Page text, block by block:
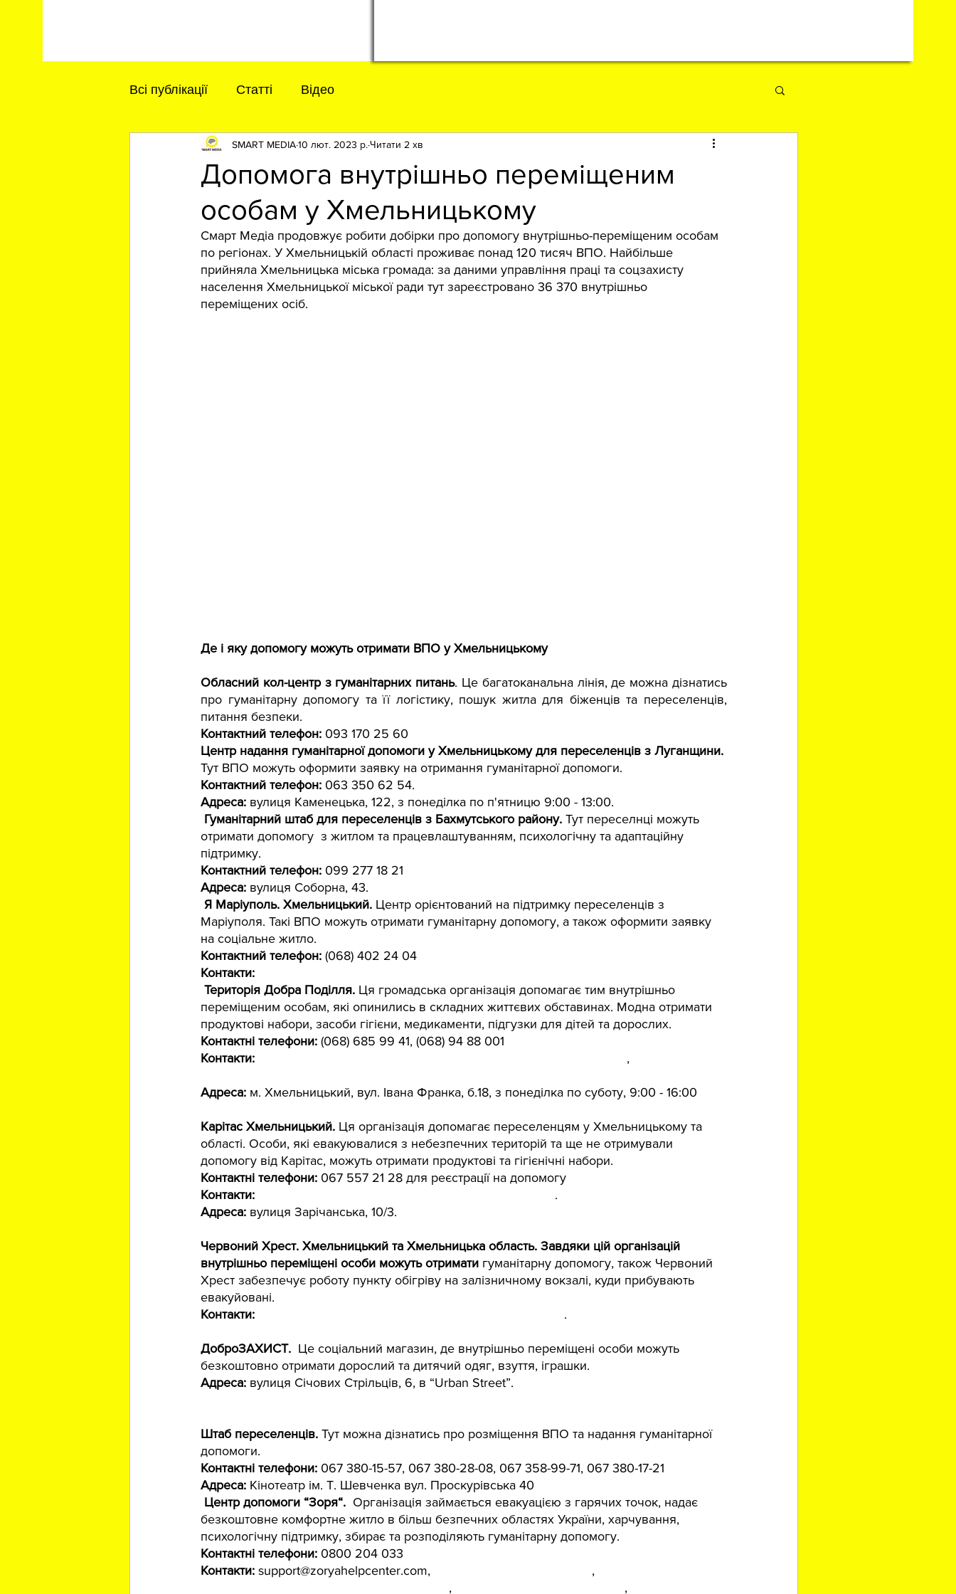
Всі публікації Статті Відео
Допомога внутрішньо переміщеним
особам у Хмельницькому
SMART MEDIA10 лют. 2023 р. Читати 2 хв
Смарт Медіа продовжує робити добірки про допомогу внутрішньо-переміщеним особам
по регіонах. У Хмельницькій області проживає понад 120 тисяч ВПО. Найбільше
прийняла Хмельницька міська громада: за даними управління праці та соцзахисту
населення Хмельницької міської ради тут зареєстровано 36 370 внутрішньо
переміщених осіб.
Де і яку допомогу можуть отримати ВПО у Хмельницькому
Обласний кол-центр з гуманітарних питань. Це багатоканальна лінія, де можна дізнатись
про гуманітарну допомогу та її логістику, пошук житла для біженців та переселенців,
питання безпеки.
Контактний телефон: 093 170 25 60
Центр надання гуманітарної допомоги у Хмельницькому для переселенців з Луганщини.
Тут ВПО можуть оформити заявку на отримання гуманітарної допомоги.
Контактний телефон: 063 350 62 54.
Адреса: вулиця Каменецька, 122, з понеділка по п'ятницю 9:00 - 13:00.
Гуманітарний штаб для переселенців з Бахмутського району. Тут переселнці можуть
отримати допомогу  з житлом та працевлаштуванням, психологічну та адаптаційну
підтримку.
Контактний телефон: 099 277 18 21
Адреса: вулиця Соборна, 43.
Я Маріуполь. Хмельницький. Центр орієнтований на підтримку переселенців з
Маріуполя. Такі ВПО можуть отримати гуманітарну допомогу, а також оформити заявку
на соціальне житло.
Контактний телефон: (068) 402 24 04
Контакти:
Територія Добра Поділля. Ця громадська організація допомагає тим внутрішньо
переміщеним особам, які опинились в складних життєвих обставинах. Модна отримати
продуктові набори, засоби гігієни, медикаменти, підгузки для дітей та дорослих.
Контактні телефони: (068) 685 99 41, (068) 94 88 001
Контакти:
,
Адреса: м. Хмельницький, вул. Івана Франка, б.18, з понеділка по суботу, 9:00 - 16:00
Карітас Хмельницький. Ця організація допомагає переселенцям у Хмельницькому та
області. Особи, які евакуювалися з небезпечних територій та ще не отримували
допомогу від Карітас, можуть отримати продуктові та гігієнічні набори.
Контактні телефони: 067 557 21 28 для реєстрації на допомогу
Контакти:
.
Адреса: вулиця Зарічанська, 10/3.
Червоний Хрест. Хмельницький та Хмельницька область. Завдяки цій організацій
внутрішньо переміщені особи можуть отримати гуманітарну допомогу, також Червоний
Хрест забезпечує роботу пункту обігріву на залізничному вокзалі, куди прибувають
евакуйовані.
Контакти:
.
ДоброЗАХИСТ. Це соціальний магазин, де внутрішньо переміщені особи можуть
безкоштовно отримати дорослий та дитячий одяг, взуття, іграшки.
Адреса: вулиця Січових Стрільців, 6, в “Urban Street”.
Штаб переселенців. Тут можна дізнатись про розміщення ВПО та надання гуманітарної
допомоги.
Контактні телефони: 067 380-15-57, 067 380-28-08, 067 358-99-71, 067 380-17-21
Адреса: Кінотеатр ім. Т. Шевченка вул. Проскурівська 40
Центр допомоги “Зоря“. Організація займається евакуацією з гарячих точок, надає
безкоштовне комфортне житло в більш безпечних областях України, харчування,
психологічну підтримку, збирає та розподіляють гуманітарну допомогу.
Контактні телефони: 0800 204 033
Контакти: support@zoryahelpcenter.com,
,
,
,